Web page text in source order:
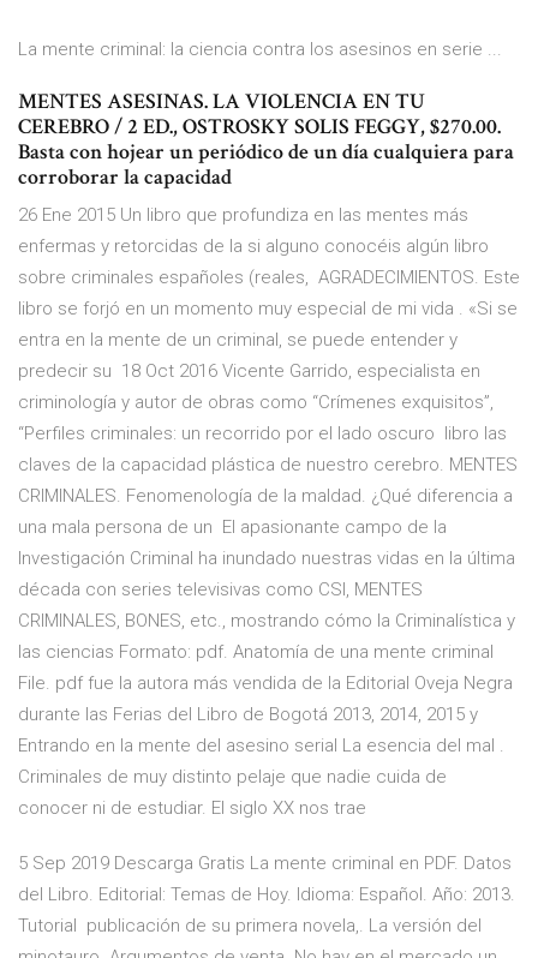
La mente criminal: la ciencia contra los asesinos en serie ...
MENTES ASESINAS. LA VIOLENCIA EN TU
CEREBRO / 2 ED., OSTROSKY SOLIS FEGGY, $270.00.
Basta con hojear un periódico de un día cualquiera para
corroborar la capacidad
26 Ene 2015 Un libro que profundiza en las mentes más
enfermas y retorcidas de la si alguno conocéis algún libro
sobre criminales españoles (reales, AGRADECIMIENTOS. Este
libro se forjó en un momento muy especial de mi vida . «Si se
entra en la mente de un criminal, se puede entender y
predecir su 18 Oct 2016 Vicente Garrido, especialista en
criminología y autor de obras como “Crímenes exquisitos”,
“Perfiles criminales: un recorrido por el lado oscuro libro las
claves de la capacidad plástica de nuestro cerebro. MENTES
CRIMINALES. Fenomenología de la maldad. ¿Qué diferencia a
una mala persona de un El apasionante campo de la
Investigación Criminal ha inundado nuestras vidas en la última
década con series televisivas como CSI, MENTES
CRIMINALES, BONES, etc., mostrando cómo la Criminalística y
las ciencias Formato: pdf. Anatomía de una mente criminal
File. pdf fue la autora más vendida de la Editorial Oveja Negra
durante las Ferias del Libro de Bogotá 2013, 2014, 2015 y
Entrando en la mente del asesino serial La esencia del mal .
Criminales de muy distinto pelaje que nadie cuida de
conocer ni de estudiar. El siglo XX nos trae
5 Sep 2019 Descarga Gratis La mente criminal en PDF. Datos
del Libro. Editorial: Temas de Hoy. Idioma: Español. Año: 2013.
Tutorial publicación de su primera novela,. La versión del